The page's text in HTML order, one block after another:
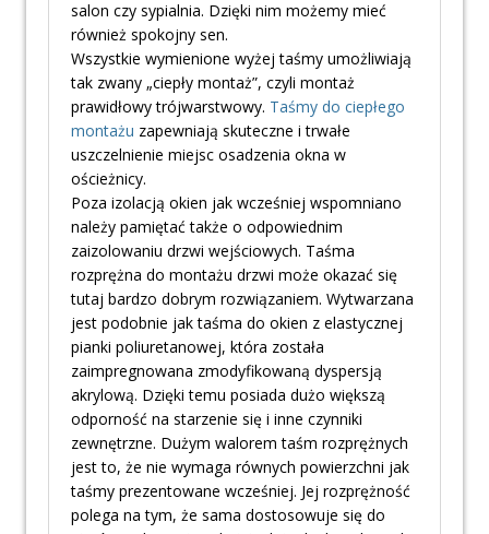
salon czy sypialnia. Dzięki nim możemy mieć
również spokojny sen.
Wszystkie wymienione wyżej taśmy umożliwiają
tak zwany „ciepły montaż”, czyli montaż
prawidłowy trójwarstwowy. Taśmy do ciepłego
montażu zapewniają skuteczne i trwałe
uszczelnienie miejsc osadzenia okna w
ościeżnicy.
Poza izolacją okien jak wcześniej wspomniano
należy pamiętać także o odpowiednim
zaizolowaniu drzwi wejściowych. Taśma
rozprężna do montażu drzwi może okazać się
tutaj bardzo dobrym rozwiązaniem. Wytwarzana
jest podobnie jak taśma do okien z elastycznej
pianki poliuretanowej, która została
zaimpregnowana zmodyfikowaną dyspersją
akrylową. Dzięki temu posiada dużo większą
odporność na starzenie się i inne czynniki
zewnętrzne. Dużym walorem taśm rozprężnych
jest to, że nie wymaga równych powierzchni jak
taśmy prezentowane wcześniej. Jej rozprężność
polega na tym, że sama dostosowuje się do